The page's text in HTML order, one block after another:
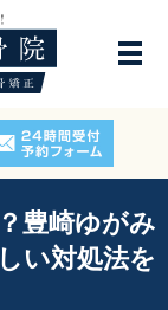
豊崎ゆがみ
い対処法を